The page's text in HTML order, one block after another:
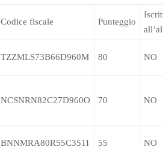
Codice fiscale Punteggio
TZZMLS73B66D960M 80 NO
NCSNRN82C27D960O 70 NO
BNNMRA80R55C351I 55 NO